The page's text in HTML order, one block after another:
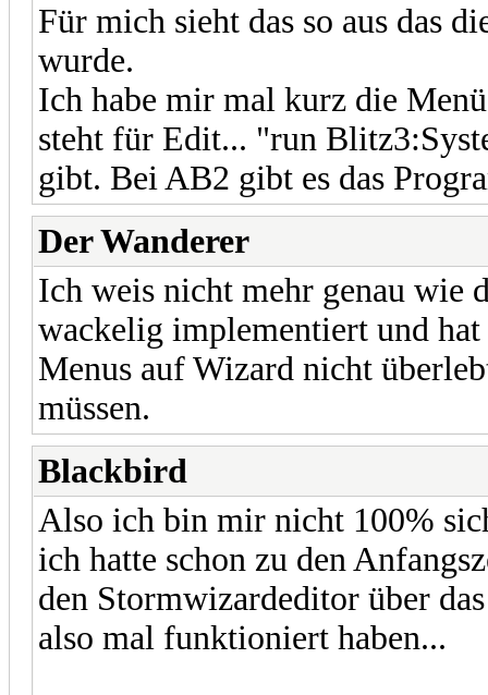
Für mich sieht das so aus das
wurde.
Ich habe mir mal kurz die
steht für Edit... "run
gibt. Bei AB2 gibt es das
Der Wanderer
Ich weis nicht mehr genau wie
wackelig implementiert und
Menus auf Wizard nicht
müssen.
Blackbird
Also ich bin mir nicht 100%
ich hatte schon zu den
den Stormwizardeditor über
also mal funktioniert haben...